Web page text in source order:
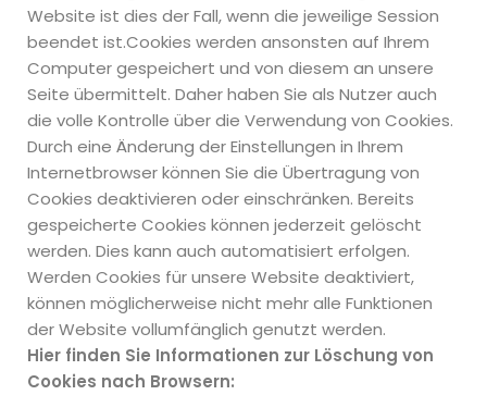
Website ist dies der Fall, wenn die jeweilige Session
beendet ist.Cookies werden ansonsten auf Ihrem
Computer gespeichert und von diesem an unsere
Seite übermittelt. Daher haben Sie als Nutzer auch
die volle Kontrolle über die Verwendung von Cookies.
Durch eine Änderung der Einstellungen in Ihrem
Internetbrowser können Sie die Übertragung von
Cookies deaktivieren oder einschränken. Bereits
gespeicherte Cookies können jederzeit gelöscht
werden. Dies kann auch automatisiert erfolgen.
Werden Cookies für unsere Website deaktiviert,
können möglicherweise nicht mehr alle Funktionen
der Website vollumfänglich genutzt werden.
Hier finden Sie Informationen zur Löschung von
Cookies nach Browsern: